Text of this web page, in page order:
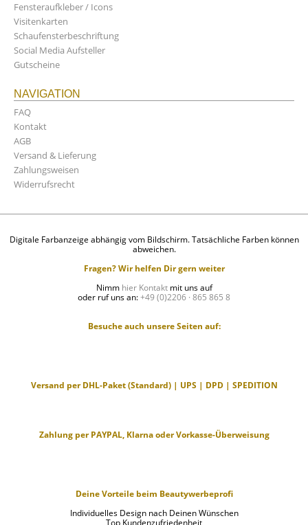
Fensteraufkleber / Icons
Visitenkarten
Schaufensterbeschriftung
Social Media Aufsteller
Gutscheine
NAVIGATION
FAQ
Kontakt
AGB
Versand & Lieferung
Zahlungsweisen
Widerrufsrecht
Digitale Farbanzeige abhängig vom Bildschirm. Tatsächliche Farben können
abweichen.
Fragen? Wir helfen Dir gern weiter
Nimm hier Kontaktmit uns auf
oder ruf uns an:+49 (0)2206 · 865 865 8
Besuche auch unsere Seiten auf:
Versand per DHL-Paket (Standard) | UPS | DPD | SPEDITION
Zahlung per PAYPAL, Klarna oder Vorkasse-Überweisung
Deine Vorteile beim Beautywerbeprofi
Individuelles Design nach Deinen Wünschen